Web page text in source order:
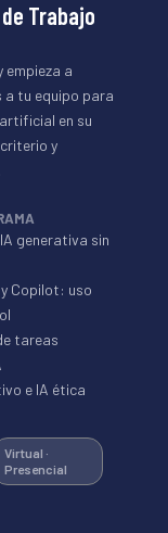
Trabajo
empieza a
tu equipo para
en su
y
generativa sin
Copilot: uso
tareas
e IA ética
Virtual ·
Presencial